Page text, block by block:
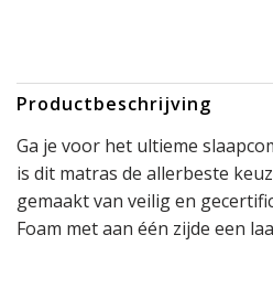
Productbeschrijving
Ga je voor het ultieme
is dit matras de allerbeste
gemaakt van veilig en
Foam met aan één zijde een